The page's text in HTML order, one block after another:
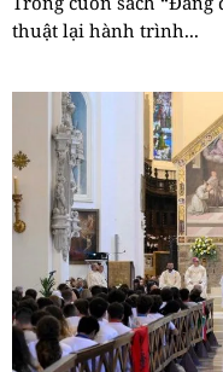
thuật lại hành trình...